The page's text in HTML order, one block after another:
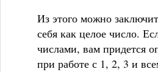
Из этого можно
себя как целое число.
числами, вам придется
при работе с 1, 2, 3 и